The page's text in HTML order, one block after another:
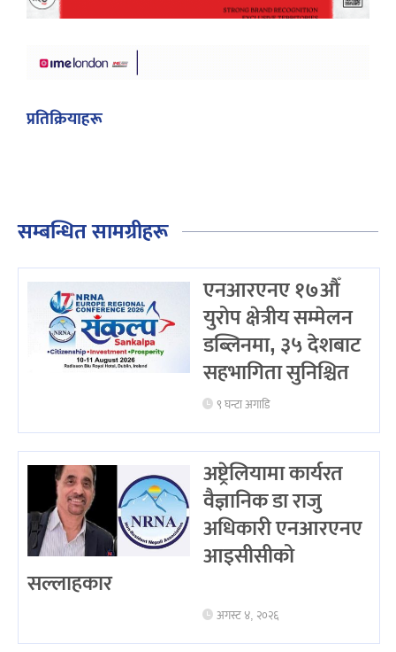
प्रतिक्रियाहरू
सम्बन्धित सामग्रीहरू
एनआरएनए १७औँ
युरोप क्षेत्रीय सम्मेलन
डब्लिनमा, ३५ देशबाट
सहभागिता सुनिश्चित
९ घन्टा अगाडि
अष्ट्रेलियामा कार्यरत
वैज्ञानिक डा राजु
अधिकारी एनआरएनए
आइसीसीको
सल्लाहकार
अगस्ट ४, २०२६